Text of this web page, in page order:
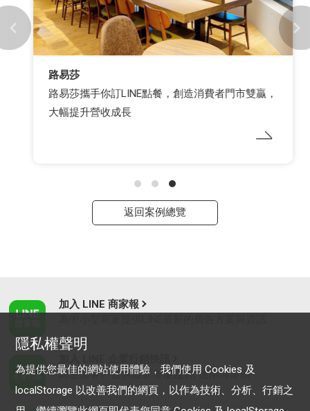
路易莎
路易莎攜手你訂LINE點餐，創造消費者門市雙贏，
大幅提升營收成長
返回案例總覽
加入 LINE 商家報
為企業客戶提供最新市場趨勢, 應用與案例
隱私權聲明
為提供您最佳的網站使用體驗，我們使用 Cookies 及
localStorage 以改善我們的網頁，以作為技術、分析、行銷之